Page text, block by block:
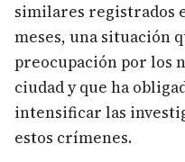
similares registrados
meses, una situación
preocupación por los
ciudad y que ha
intensificar las
estos crímenes.